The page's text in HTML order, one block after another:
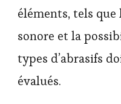
éléments, tels
sonore et la
types d’abrasifs
évalués.